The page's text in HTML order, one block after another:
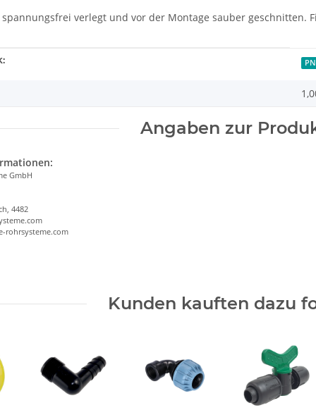
spannungsfrei verlegt und vor der Montage sauber geschnitten.
Angaben zur
GmbH
4482
rohrsysteme.com
Kunden kauften dazu